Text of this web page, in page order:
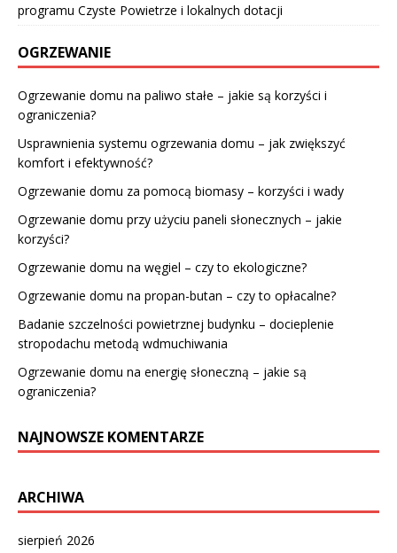
programu Czyste Powietrze i lokalnych dotacji
OGRZEWANIE
Ogrzewanie domu na paliwo stałe – jakie są korzyści i
ograniczenia?
Usprawnienia systemu ogrzewania domu – jak zwiększyć
komfort i efektywność?
Ogrzewanie domu za pomocą biomasy – korzyści i wady
Ogrzewanie domu przy użyciu paneli słonecznych – jakie
korzyści?
Ogrzewanie domu na węgiel – czy to ekologiczne?
Ogrzewanie domu na propan-butan – czy to opłacalne?
Badanie szczelności powietrznej budynku – docieplenie
stropodachu metodą wdmuchiwania
Ogrzewanie domu na energię słoneczną – jakie są
ograniczenia?
NAJNOWSZE KOMENTARZE
ARCHIWA
sierpień 2026